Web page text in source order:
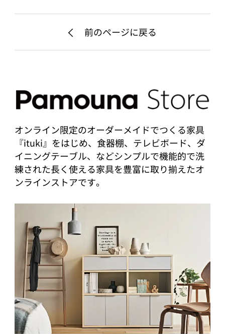
前のページに戻る
オンライン限定のオーダーメイドでつくる家具
『ituki』をはじめ、食器棚、テレビボード、ダ
イニングテーブル、などシンプルで機能的で洗
練された長く使える家具を豊富に取り揃えたオ
ンラインストアです。